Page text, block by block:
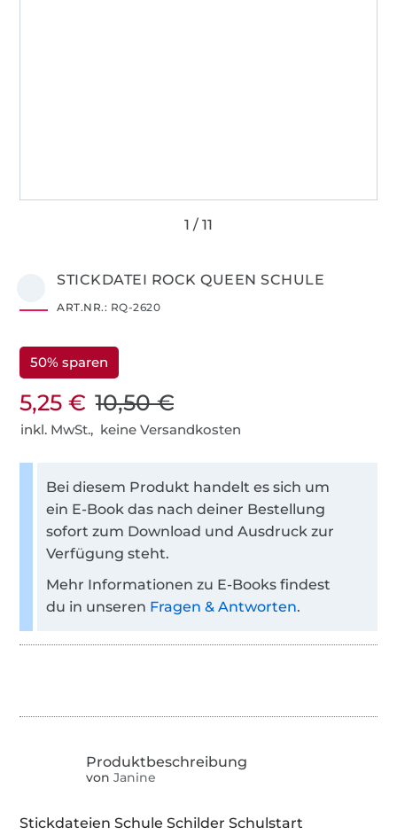
STICKDATEI ROCK QUEEN SCHULE
ART.NR.: RQ-2620
50% sparen
5,25 € 10,50 €
inkl. MwSt., keine Versandkosten
Bei diesem Produkt handelt es sich um
ein E-Book das nach deiner Bestellung
sofort zum Download und Ausdruck zur
Verfügung steht.
Mehr Informationen zu E-Books findest
du in unseren Fragen & Antworten.
von Janine
Stickdateien Schule Schilder Schulstart